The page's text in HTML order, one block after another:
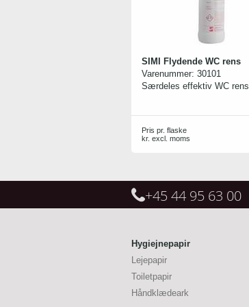
SIMI Flydende WC rens
Varenummer: 30101
Særdeles effektiv WC rens
Pris pr. flaske
kr. excl. moms
+45 44 95 63 00
Hygiejnepapir
Lejepapir
Toiletpapir
Håndklædeark